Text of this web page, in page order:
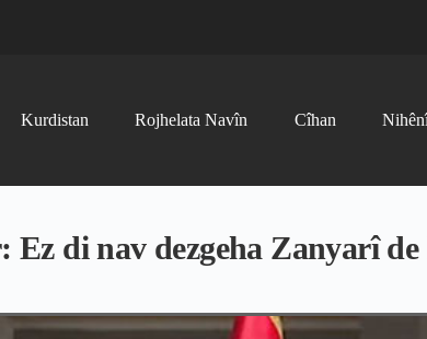
Kurdistan Rojhelata Navîn Cîhan
Ez di nav dezgeha Zanyarî